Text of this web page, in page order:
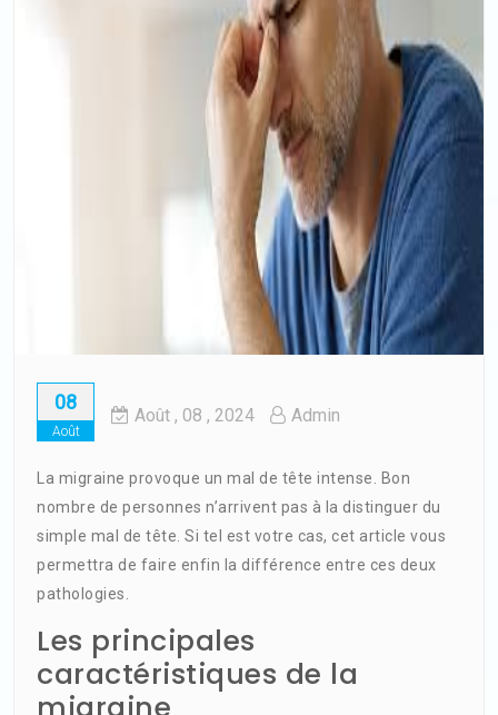
08
Août
Août , 08 , 2024 Admin
La migraine provoque un mal de tête intense. Bon
nombre de personnes n’arrivent pas à la distinguer du
simple mal de tête. Si tel est votre cas, cet article vous
permettra de faire enfin la différence entre ces deux
pathologies.
Les principales
caractéristiques de la